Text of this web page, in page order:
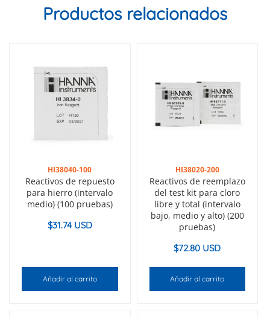
Productos relacionados
HI38040-100
Reactivos de repuesto
para hierro (intervalo
medio) (100 pruebas)
$31.74 USD
Añadir al carrito
HI38020-200
Reactivos de reemplazo
del test kit para cloro
libre y total (intervalo
bajo, medio y alto) (200
pruebas)
$72.80 USD
Añadir al carrito